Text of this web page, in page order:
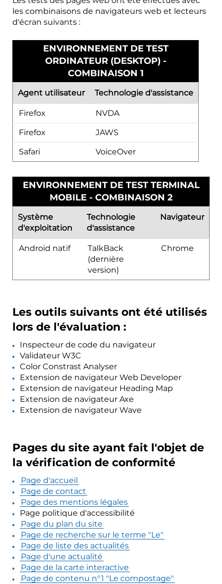
les combinaisons de navigateurs web et lecteurs
d'écran suivants :
ENVIRONNEMENT DE TEST
ORDINATEUR (DESKTOP) -
COMBINAISON 1
Agent utilisateur Technologie d'assistance
Firefox NVDA
Firefox JAWS
Safari VoiceOver
ENVIRONNEMENT DE TEST TERMINAL
MOBILE - COMBINAISON 2
Système
d'exploitation
Technologie
d'assistance
Navigateur
Android natif
TalkBack
(dernière
version)
Chrome
Les outils suivants ont été utilisés
lors de l'évaluation :
Inspecteur de code du navigateur
Validateur W3C
Color Constrast Analyser
Extension de navigateur Web Developer
Extension de navigateur Heading Map
Extension de navigateur Axe
Extension de navigateur Wave
Pages du site ayant fait l'objet de
la vérification de conformité
Page d'accueil
Page de contact
Page des mentions légales
Page politique d'accessibilité
Page du plan du site
Page de recherche sur le terme "Le"
Page de liste des actualités
Page d'une actualité
Page de la carte interactive
Page de contenu n°1 "Le compostage"